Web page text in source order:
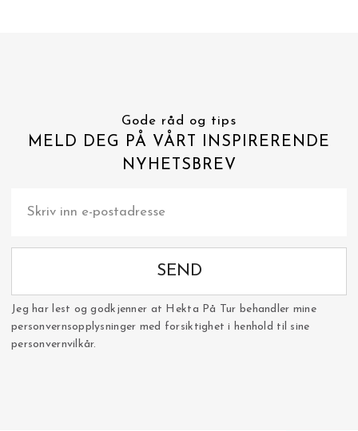
Gode råd og tips
MELD DEG PÅ VÅRT INSPIRERENDE
NYHETSBREV
SEND
Jeg har lest og godkjenner at Hekta På Tur behandler mine
personvernsopplysninger med forsiktighet i henhold til sine
personvernvilkår.